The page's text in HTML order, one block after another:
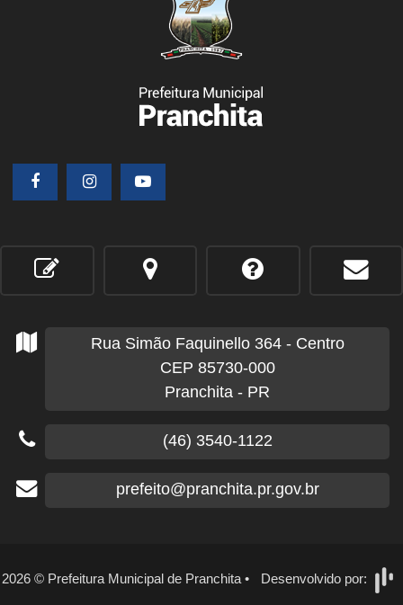
Rua Simão Faquinello 364 - Centro
CEP 85730-000
Pranchita - PR
(46) 3540-1122
prefeito@pranchita.pr.gov.br
2026 © Prefeitura Municipal de Pranchita • Desenvolvido por: